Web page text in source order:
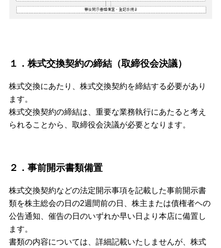
１．株式交換契約の締結（取締役会決議）
株式交換にあたり、株式交換契約を締結する必要があり
ます。
株式交換契約の締結は、重要な業務執行にあたると考え
られることから、取締役会決議が必要となります。
２．事前開示書類備置
株式交換契約などの法定開示事項を記載した事前開示書
類を株主総会の日の2週間前の日、株主または債権者ヘの
公告通知、催告の日のいずれか早い日より本店に備置し
ます。
書類の内容については、詳細記載いたしませんが、株式